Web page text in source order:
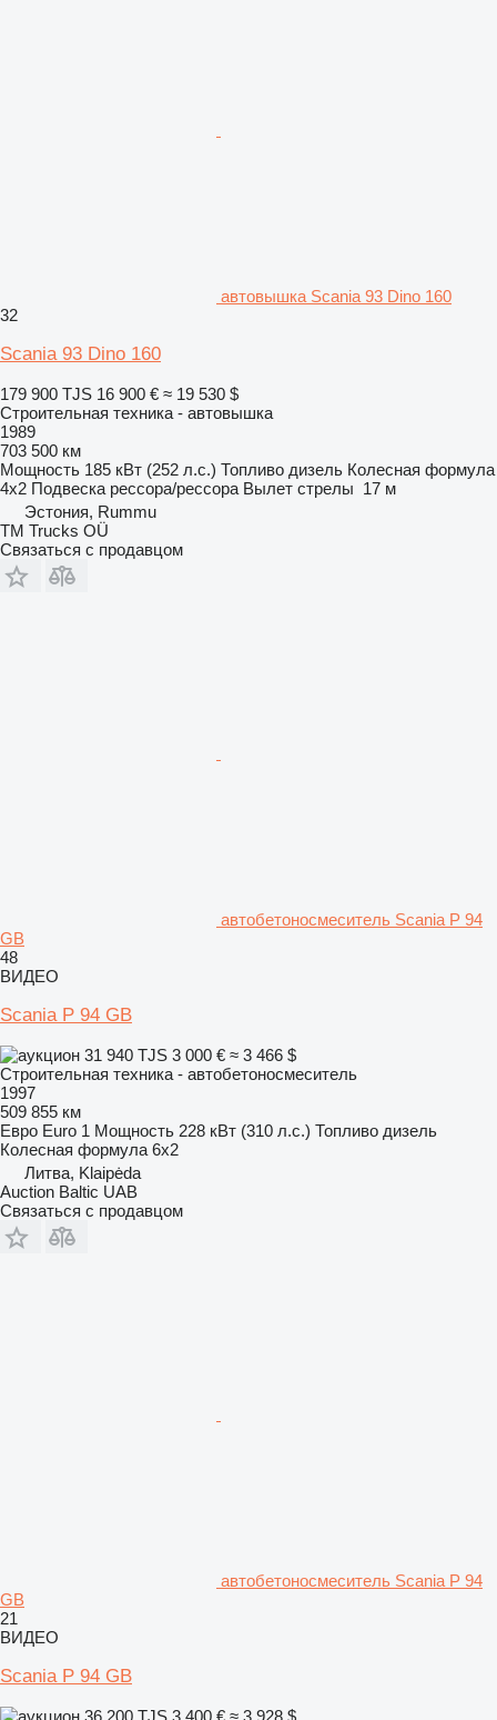
автовышка Scania 93 Dino 160
32
Scania 93 Dino 160
179 900 TJS 16 900 € ≈ 19 530 $
Строительная техника - автовышка
1989
703 500 км
Мощность 185 кВт (252 л.с.) Топливо дизель Колесная формула
4x2 Подвеска рессора/рессора Вылет стрелы 17 м
Эстония, Rummu
TM Trucks OÜ
Связаться с продавцом
автобетоносмеситель Scania P 94
GB
48
ВИДЕО
Scania P 94 GB
31 940 TJS 3 000 € ≈ 3 466 $
Строительная техника - автобетоносмеситель
1997
509 855 км
Евро Euro 1 Мощность 228 кВт (310 л.с.) Топливо дизель
Колесная формула 6x2
Литва, Klaipėda
Auction Baltic UAB
Связаться с продавцом
автобетоносмеситель Scania P 94
GB
21
ВИДЕО
Scania P 94 GB
36 200 TJS 3 400 € ≈ 3 928 $